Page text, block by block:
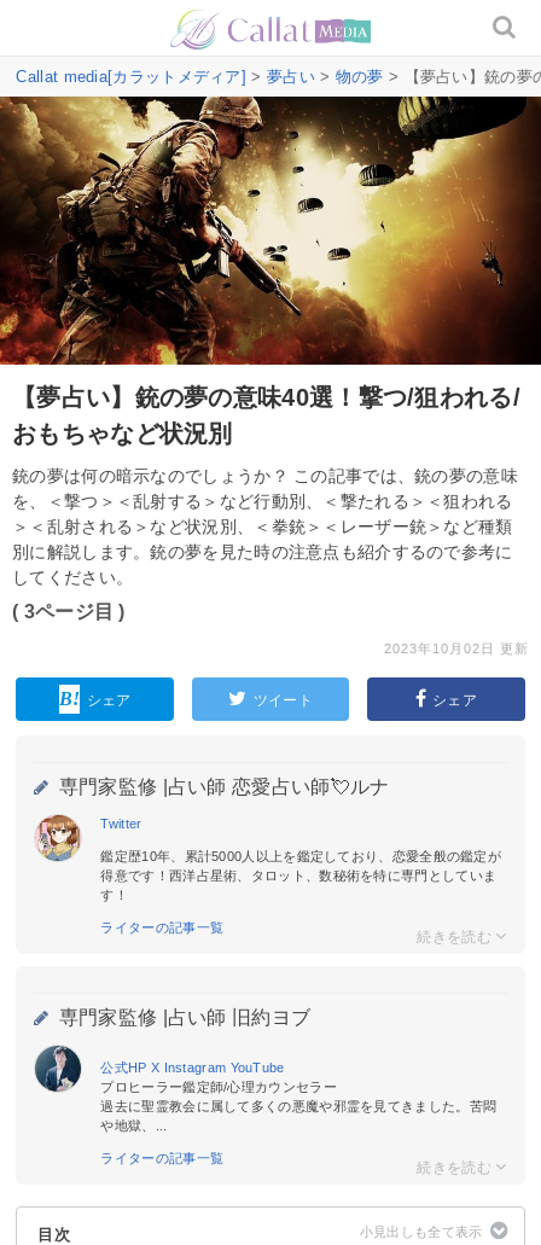
Callat media[カラットメディア] > 夢占い> 物の夢 > 【夢占い】銃の夢
【夢占い】銃の夢の意味40選！撃つ/狙われる/
おもちゃなど状況別
銃の夢は何の暗示なのでしょうか？ この記事では、銃の夢の意味
を、＜撃つ＞＜乱射する＞など行動別、＜撃たれる＞＜狙われる
＞＜乱射される＞など状況別、＜拳銃＞＜レーザー銃＞など種類
別に解説します。銃の夢を見た時の注意点も紹介するので参考に
してください。
( 3ページ目 )
2023年10月02日 更新
シェア ツイート シェア
専門家監修 | 占い師 恋愛占い師💘ルナ
Twitter
鑑定歴10年、累計5000人以上を鑑定しており、恋愛全般の鑑定が
得意です！西洋占星術、タロット、数秘術を特に専門としていま
す！
ライターの記事一覧
専門家監修 | 占い師 旧約ヨブ
公式HP X Instagram YouTube
プロヒーラー鑑定師/心理カウンセラー
過去に聖霊教会に属して多くの悪魔や邪霊を見てきました。苦悶
や地獄、...
ライターの記事一覧
目次